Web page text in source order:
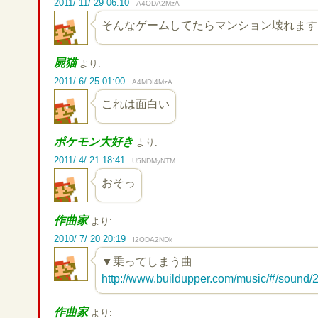
2011/ 11/ 29 06:10
A4ODA2MzA
そんなゲームしてたらマンション壊れます
屍猫 より:
2011/ 6/ 25 01:00
A4MDI4MzA
これは面白い
ポケモン大好き より:
2011/ 4/ 21 18:41
U5NDMyNTM
おそっ
作曲家 より:
2010/ 7/ 20 20:19
I2ODA2NDk
▼乗ってしまう曲
http://www.buildupper.com/music/#/sound/
作曲家 より: